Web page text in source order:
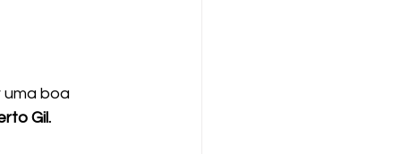
uma boa
Gil.